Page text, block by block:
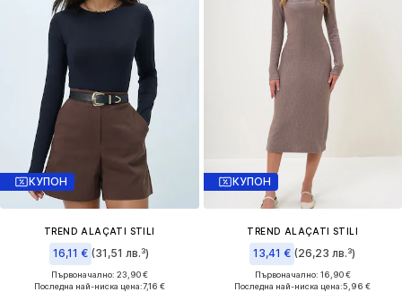
КУПОН
TREND ALAÇATI STILI
16,11 € (31,51 лв.³)
Първоначално: 23,90 €
Последна най-ниска цена:7,16 €
КУПОН
TREND ALAÇATI STILI
13,41 € (26,23 лв.³)
Първоначално: 16,90 €
Последна най-ниска цена:5,96 €